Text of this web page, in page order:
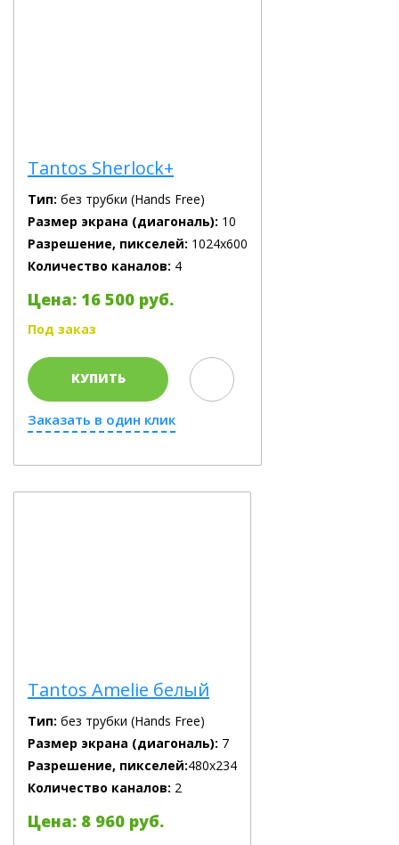
Tantos Sherlock+
Тип: без трубки (Hands Free)
Размер экрана (диагональ): 10
Разрешение, пикселей: 1024х600
Количество каналов: 4
Цена: 16 500 руб.
Под заказ
КУПИТЬ
Заказать в один клик
Tantos Amelie белый
Тип: без трубки (Hands Free)
Размер экрана (диагональ): 7
Разрешение, пикселей:480х234
Количество каналов: 2
Цена: 8 960 руб.